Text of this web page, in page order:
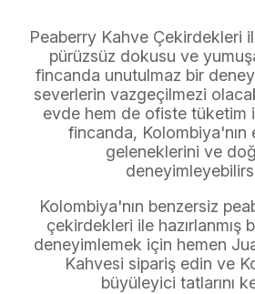
Peaberry Kahve Çekirdekleri
pürüzsüz dokusu ve
fincanda unutulmaz bir
severlerin vazgeçilmezi
evde hem de ofiste tüketim
fincanda, Kolombiya'nın
geleneklerini ve
Kolombiya'nın benzersiz
çekirdekleri ile hazırlanmış
deneyimlemek için hemen
Kahvesi sipariş edin ve
büyüleyici tatlarını